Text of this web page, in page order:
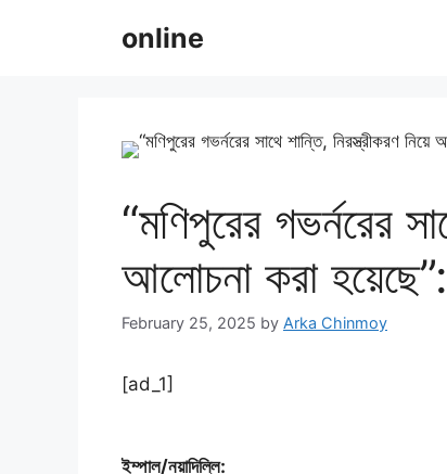
online
“মণিপুরের গভর্নরের
আলোচনা করা
February 25, 2025 by Arka Chinmoy
[ad_1]
ইম্পাল/নয়াদিল্লি: